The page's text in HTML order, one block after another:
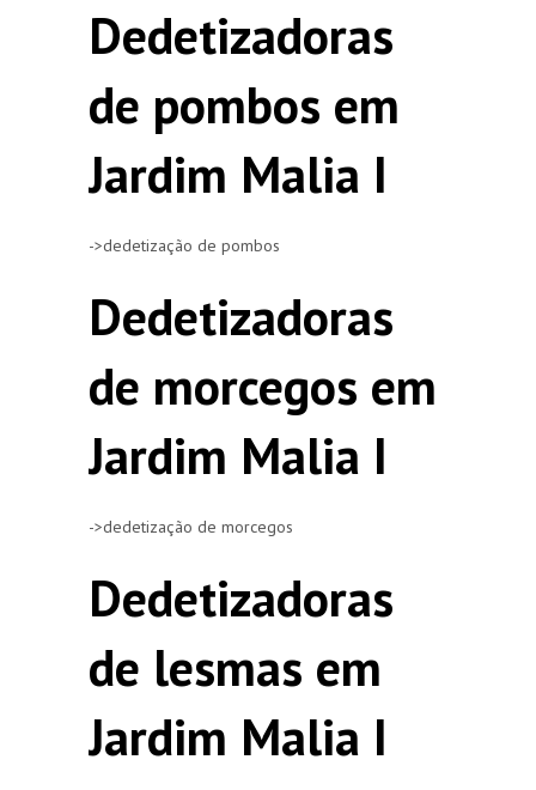
Dedetizadoras
de pombos em
Jardim Malia I
->dedetização de pombos
Dedetizadoras
de morcegos em
Jardim Malia I
->dedetização de morcegos
Dedetizadoras
de lesmas em
Jardim Malia I